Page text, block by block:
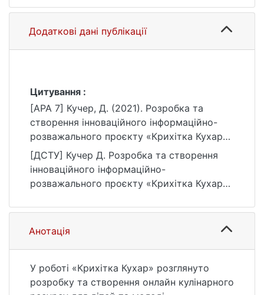
Додаткові дані публікації
Цитування :
[APA 7] Кучер, Д. (2021). Розробка та
створення інноваційного інформаційно-
розважального проєкту «Крихітка Кухар»
[Магістерська робота, Київський
національний університет імені Тараса
Шевченка]. eKNUTSHIR.
https://ir.library.knu.ua/handle/123456789/98
6
[ДСТУ] Кучер Д. Розробка та створення
інноваційного інформаційно-
розважального проєкту «Крихітка Кухар» :
Журналістика / наук. кер. В. М. Корнєєв.
Київ, 2021. 50 с. URL:
https://ir.library.knu.ua/handle/123456789/98
Анотація
У роботі «Крихітка Кухар» розглянуто
розробку та створення онлайн кулінарного